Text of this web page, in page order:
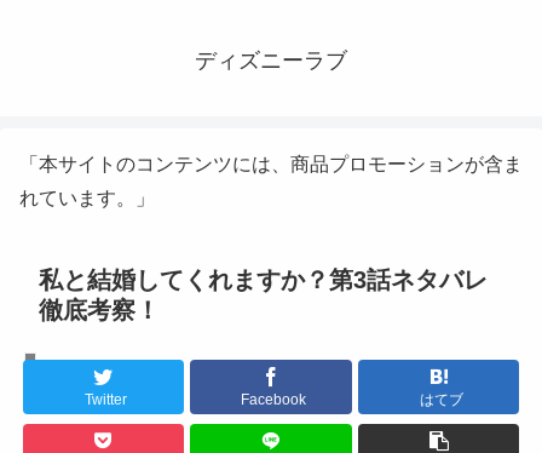
ディズニーラブ
「本サイトのコンテンツには、商品プロモーションが含ま
れています。」
私と結婚してくれますか？第3話ネタバレ
徹底考察！
Twitter Facebook はてブ